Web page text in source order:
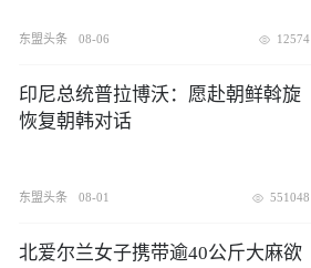
东盟头条 08-06 12574
印尼总统普拉博沃：愿赴朝鲜斡旋
恢复朝韩对话
东盟头条 08-01 551048
北爱尔兰女子携带逾40公斤大麻欲